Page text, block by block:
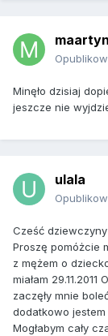
Minęło dzisiaj
jeszcze nie
ulala
Cześć dziewczyny
Proszę pomóżcie
z mężem o
miałam
zaczęły mnie
dodatkowo jestem
Mogłabym cały